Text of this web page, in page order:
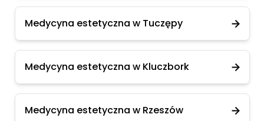
Medycyna estetyczna w Tuczępy
Medycyna estetyczna w Kluczbork
Medycyna estetyczna w Rzeszów